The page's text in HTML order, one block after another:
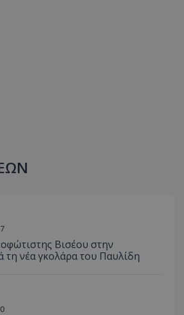
Βισέου στην
τη νέα γκολάρα του Παυλίδη